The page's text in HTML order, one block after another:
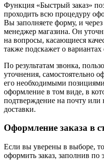
Функция «Быстрый заказ»
проходить всю процедуру
Вы заполняете форму, и
менеджер магазина. Он
на вопросы, касающиеся
также подскажет о
По результатам звонка,
уточнения, самостоятельно
его необходимыми
оформление в том виде, в
подтверждение на почту
доставки.
Оформление заказа в
Если вы уверены в выборе,
оформить заказ, заполнив по